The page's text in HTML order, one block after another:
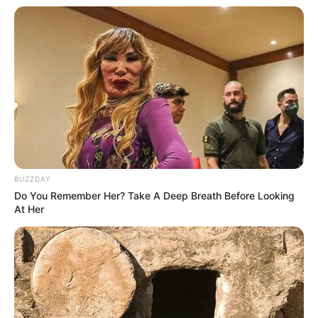
BUZZDAY
Do You Remember Her? Take A Deep Breath Before Looking
At Her